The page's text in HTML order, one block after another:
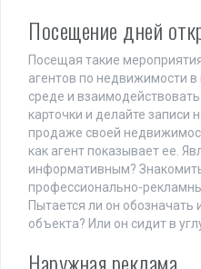
Посещение дней
Посещая такие
агентов по недвижимости
среде и
карточки и делайте записи
продаже своей
как агент показывает ее.
информативным?
профессионально-
Пытается ли он обозначать
объекта? Или он сидит в